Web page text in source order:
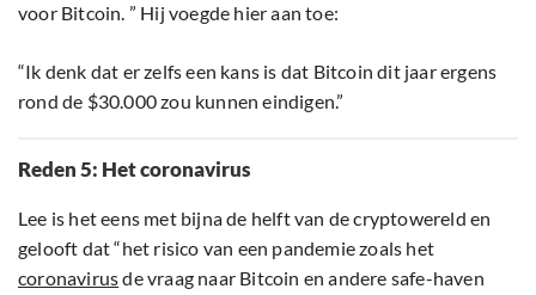
voor Bitcoin. ” Hij voegde hier aan toe:
“Ik denk dat er zelfs een kans is dat Bitcoin dit jaar ergens
rond de $30.000 zou kunnen eindigen.”
Reden 5: Het coronavirus
Lee is het eens met bijna de helft van de cryptowereld en
gelooft dat “het risico van een pandemie zoals het
coronavirusde vraag naar Bitcoin en andere safe-haven